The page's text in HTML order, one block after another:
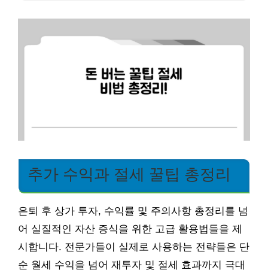
추가 수익과 절세 꿀팁 총정리
은퇴 후 상가 투자, 수익률 및 주의사항 총정리를 넘
어 실질적인 자산 증식을 위한 고급 활용법들을 제
시합니다. 전문가들이 실제로 사용하는 전략들은 단
순 월세 수익을 넘어 재투자 및 절세 효과까지 극대